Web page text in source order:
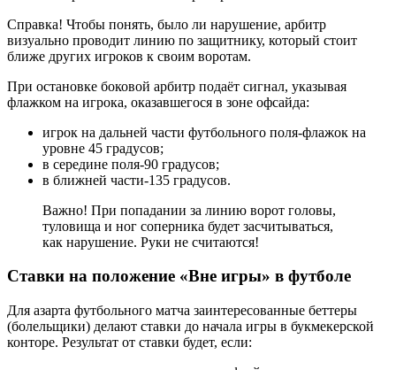
Справка! Чтобы понять, было ли нарушение, арбитр
визуально проводит линию по защитнику, который стоит
ближе других игроков к своим воротам.
При остановке боковой арбитр подаёт сигнал, указывая
флажком на игрока, оказавшегося в зоне офсайда:
игрок на дальней части футбольного поля-флажок на
уровне 45 градусов;
в середине поля-90 градусов;
в ближней части-135 градусов.
Важно! При попадании за линию ворот головы,
туловища и ног соперника будет засчитываться,
как нарушение. Руки не считаются!
Ставки на положение «Вне игры» в футболе
Для азарта футбольного матча заинтересованные беттеры
(болельщики) делают ставки до начала игры в букмекерской
конторе. Результат от ставки будет, если: